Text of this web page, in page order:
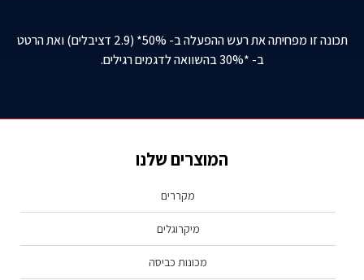
תכונה זו מפחיתה את רעש ההפעלה ב- 50%* (2.9 דציבלים) ואת הרטט
ב- *30% בהשוואה לדגמים רגילים.
המוצרים שלנו
מקררים
מיקרוגלים
מכונות כביסה